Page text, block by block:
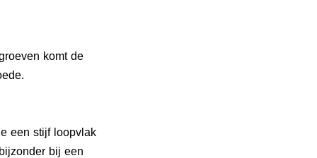
komt de
een stijf loopvlak
bij een